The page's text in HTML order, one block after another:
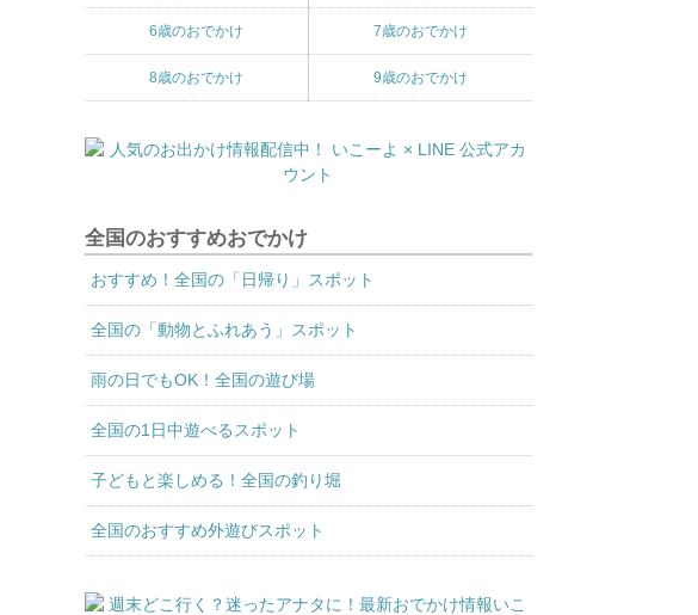
6歳のおでかけ 7歳のおでかけ
8歳のおでかけ 9歳のおでかけ
全国のおすすめおでかけ
おすすめ！全国の「日帰り」スポット
全国の「動物とふれあう」スポット
雨の日でもOK！全国の遊び場
全国の1日中遊べるスポット
子どもと楽しめる！全国の釣り堀
全国のおすすめ外遊びスポット